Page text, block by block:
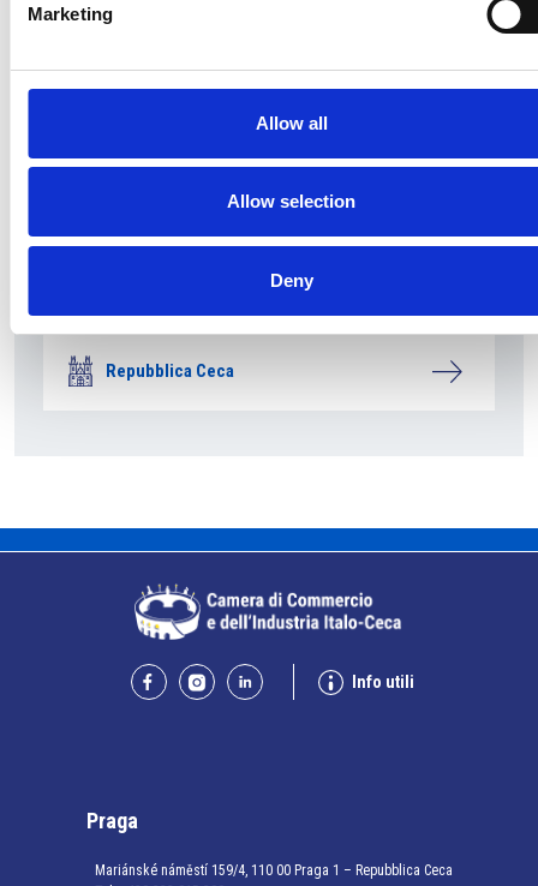
Marketing
Allow all
Allow selection
Deny
Le modifiche delle capacità riservate della rete
elettriche partiranno dal 2027
Repubblica Ceca
Info utili
Praga
Mariánské náměstí 159/4, 110 00 Praga 1 – Repubblica Ceca